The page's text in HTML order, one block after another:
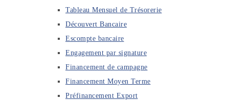
Tableau Mensuel de Trésorerie
Découvert Bancaire
Escompte bancaire
Engagement par signature
Financement de campagne
Financement Moyen Terme
Préfinancement Export